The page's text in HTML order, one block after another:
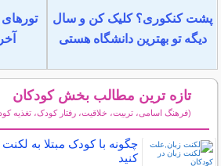
پشت کنکوری؟ کلیک کن و سال
دیگه تو بهترین دانشگاه هستی
تازه ترین مطالب بخش کودکان
(فرهنگ اسامی، تربیت، خلاقیت، رفتار کودک، تغذیه
چگونه با کودک مبتلا به لکنت
کنید